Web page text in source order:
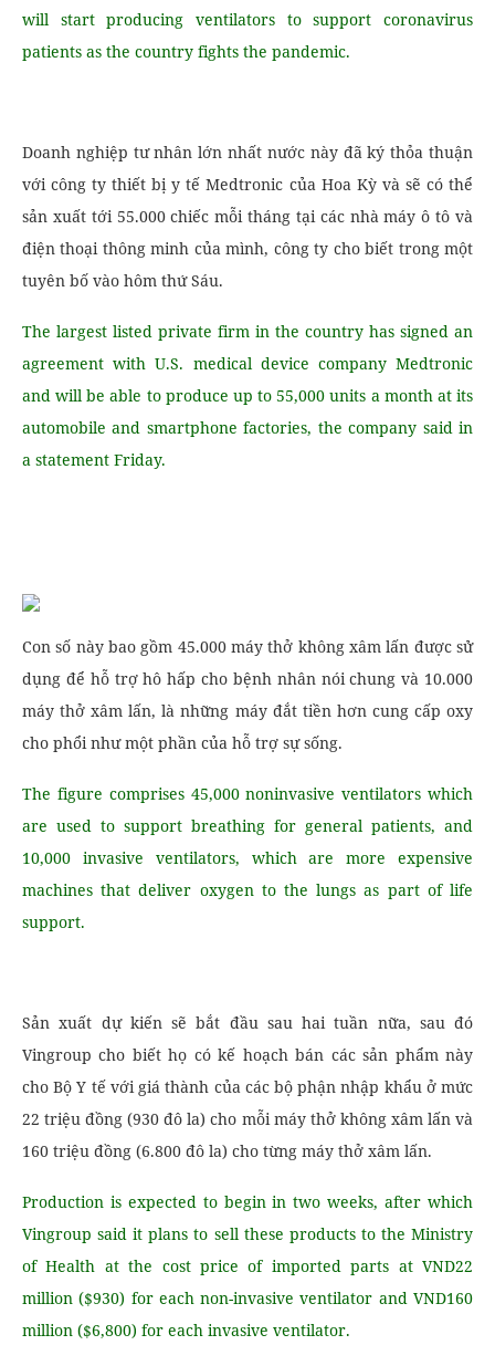
will start producing ventilators to support coronavirus
patients as the country fights the pandemic.
Doanh nghiệp tư nhân lớn nhất nước này đã ký thỏa thuận
với công ty thiết bị y tế Medtronic của Hoa Kỳ và sẽ có thể
sản xuất tới 55.000 chiếc mỗi tháng tại các nhà máy ô tô và
điện thoại thông minh của mình, công ty cho biết trong một
tuyên bố vào hôm thứ Sáu.
The largest listed private firm in the country has signed an
agreement with U.S. medical device company Medtronic
and will be able to produce up to 55,000 units a month at its
automobile and smartphone factories, the company said in
a statement Friday.
Con số này bao gồm 45.000 máy thở không xâm lấn được sử
dụng để hỗ trợ hô hấp cho bệnh nhân nói chung và 10.000
máy thở xâm lấn, là những máy đắt tiền hơn cung cấp oxy
cho phổi như một phần của hỗ trợ sự sống.
The figure comprises 45,000 noninvasive ventilators which
are used to support breathing for general patients, and
10,000 invasive ventilators, which are more expensive
machines that deliver oxygen to the lungs as part of life
support.
Sản xuất dự kiến ​​sẽ bắt đầu sau hai tuần nữa, sau đó
Vingroup cho biết họ có kế hoạch bán các sản phẩm này
cho Bộ Y tế với giá thành của các bộ phận nhập khẩu ở mức
22 triệu đồng (930 đô la) cho mỗi máy thở không xâm lấn và
160 triệu đồng (6.800 đô la) cho từng máy thở xâm lấn.
Production is expected to begin in two weeks, after which
Vingroup said it plans to sell these products to the Ministry
of Health at the cost price of imported parts at VND22
million ($930) for each non-invasive ventilator and VND160
million ($6,800) for each invasive ventilator.